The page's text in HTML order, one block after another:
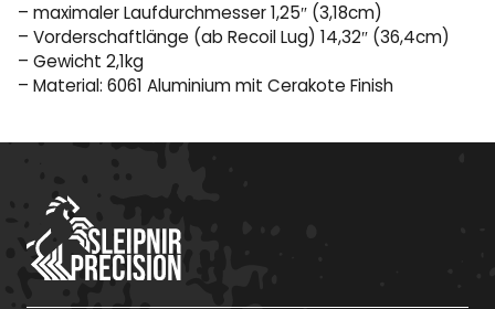
– maximaler Laufdurchmesser 1,25″ (3,18cm)
– Vorderschaftlänge (ab Recoil Lug) 14,32″ (36,4cm)
– Gewicht 2,1kg
– Material: 6061 Aluminium mit Cerakote Finish